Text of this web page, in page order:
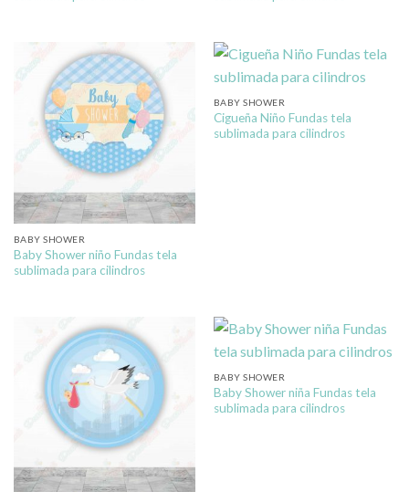
BABY SHOWER
Baby Shower niño Fundas tela
sublimada para cilindros
BABY SHOWER
Cigueña Niño Fundas tela
sublimada para cilindros
BABY SHOWER
Baby Shower niña Fundas tela
sublimada para cilindros